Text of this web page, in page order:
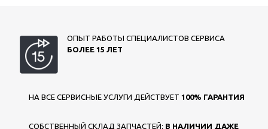
ОПЫТ РАБОТЫ СПЕЦИАЛИСТОВ СЕРВИСА
БОЛЕЕ 15 ЛЕТ
НА ВСЕ СЕРВИСНЫЕ УСЛУГИ ДЕЙСТВУЕТ 100% ГАРАНТИЯ
СОБСТВЕННЫЙ СКЛАД ЗАПЧАСТЕЙ: В НАЛИЧИИ ДАЖЕ